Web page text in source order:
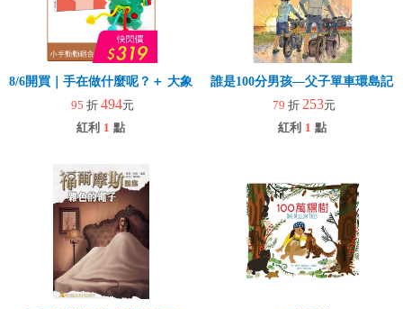
8/6開買｜手在做什麼呢？＋ 大象拉拉樂(玩具)
95 折 494元
紅利 1 點
誰是100分男孩—父子單車環島記
79 折 253元
紅利 1 點